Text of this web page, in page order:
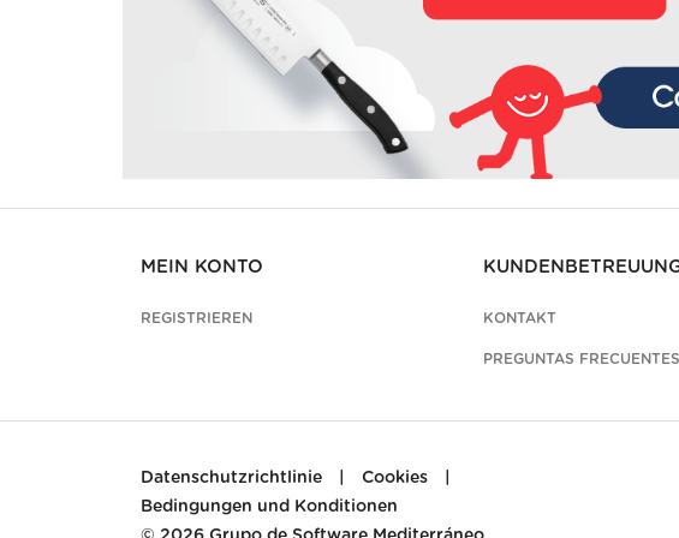
MEIN KONTO
REGISTRIEREN KONTAKT
PREGUNTAS FRECUENTES
Datenschutzrichtlinie Cookies
Bedingungen und Konditionen